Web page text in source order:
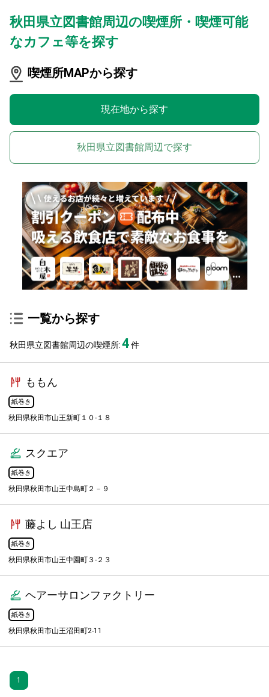
秋田県立図書館周辺の喫煙所・喫煙可能
なカフェ等を探す
喫煙所MAPから探す
現在地から探す
秋田県立図書館周辺で探す
一覧から探す
秋田県立図書館周辺の喫煙所:4件
ももん
紙巻き
秋田県秋田市山王新町１０-１８
スクエア
紙巻き
秋田県秋田市山王中島町２－９
藤よし 山王店
紙巻き
秋田県秋田市山王中園町３-２３
ヘアーサロンファクトリー
紙巻き
秋田県秋田市山王沼田町2-11
1